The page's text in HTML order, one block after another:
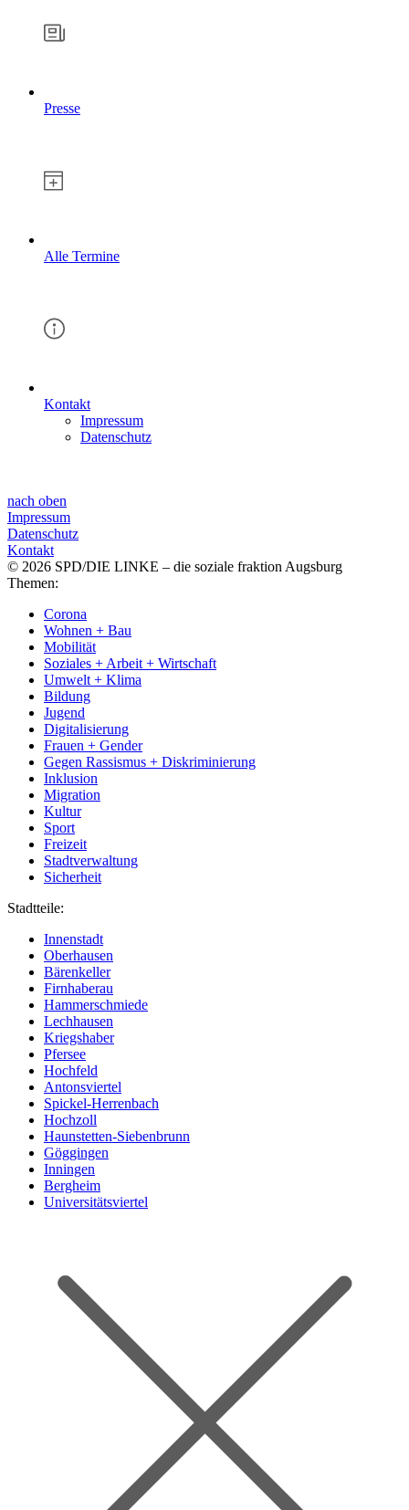
Presse
Alle Termine
Kontakt
Impressum
Datenschutz
nach oben
Impressum
Datenschutz
Kontakt
© 2026 SPD/DIE LINKE – die soziale fraktion Augsburg
Themen:
Corona
Wohnen + Bau
Mobilität
Soziales + Arbeit + Wirtschaft
Umwelt + Klima
Bildung
Jugend
Digitalisierung
Frauen + Gender
Gegen Rassismus + Diskriminierung
Inklusion
Migration
Kultur
Sport
Freizeit
Stadtverwaltung
Sicherheit
Stadtteile:
Innenstadt
Oberhausen
Bärenkeller
Firnhaberau
Hammerschmiede
Lechhausen
Kriegshaber
Pfersee
Hochfeld
Antonsviertel
Spickel-Herrenbach
Hochzoll
Haunstetten-Siebenbrunn
Göggingen
Inningen
Bergheim
Universitätsviertel